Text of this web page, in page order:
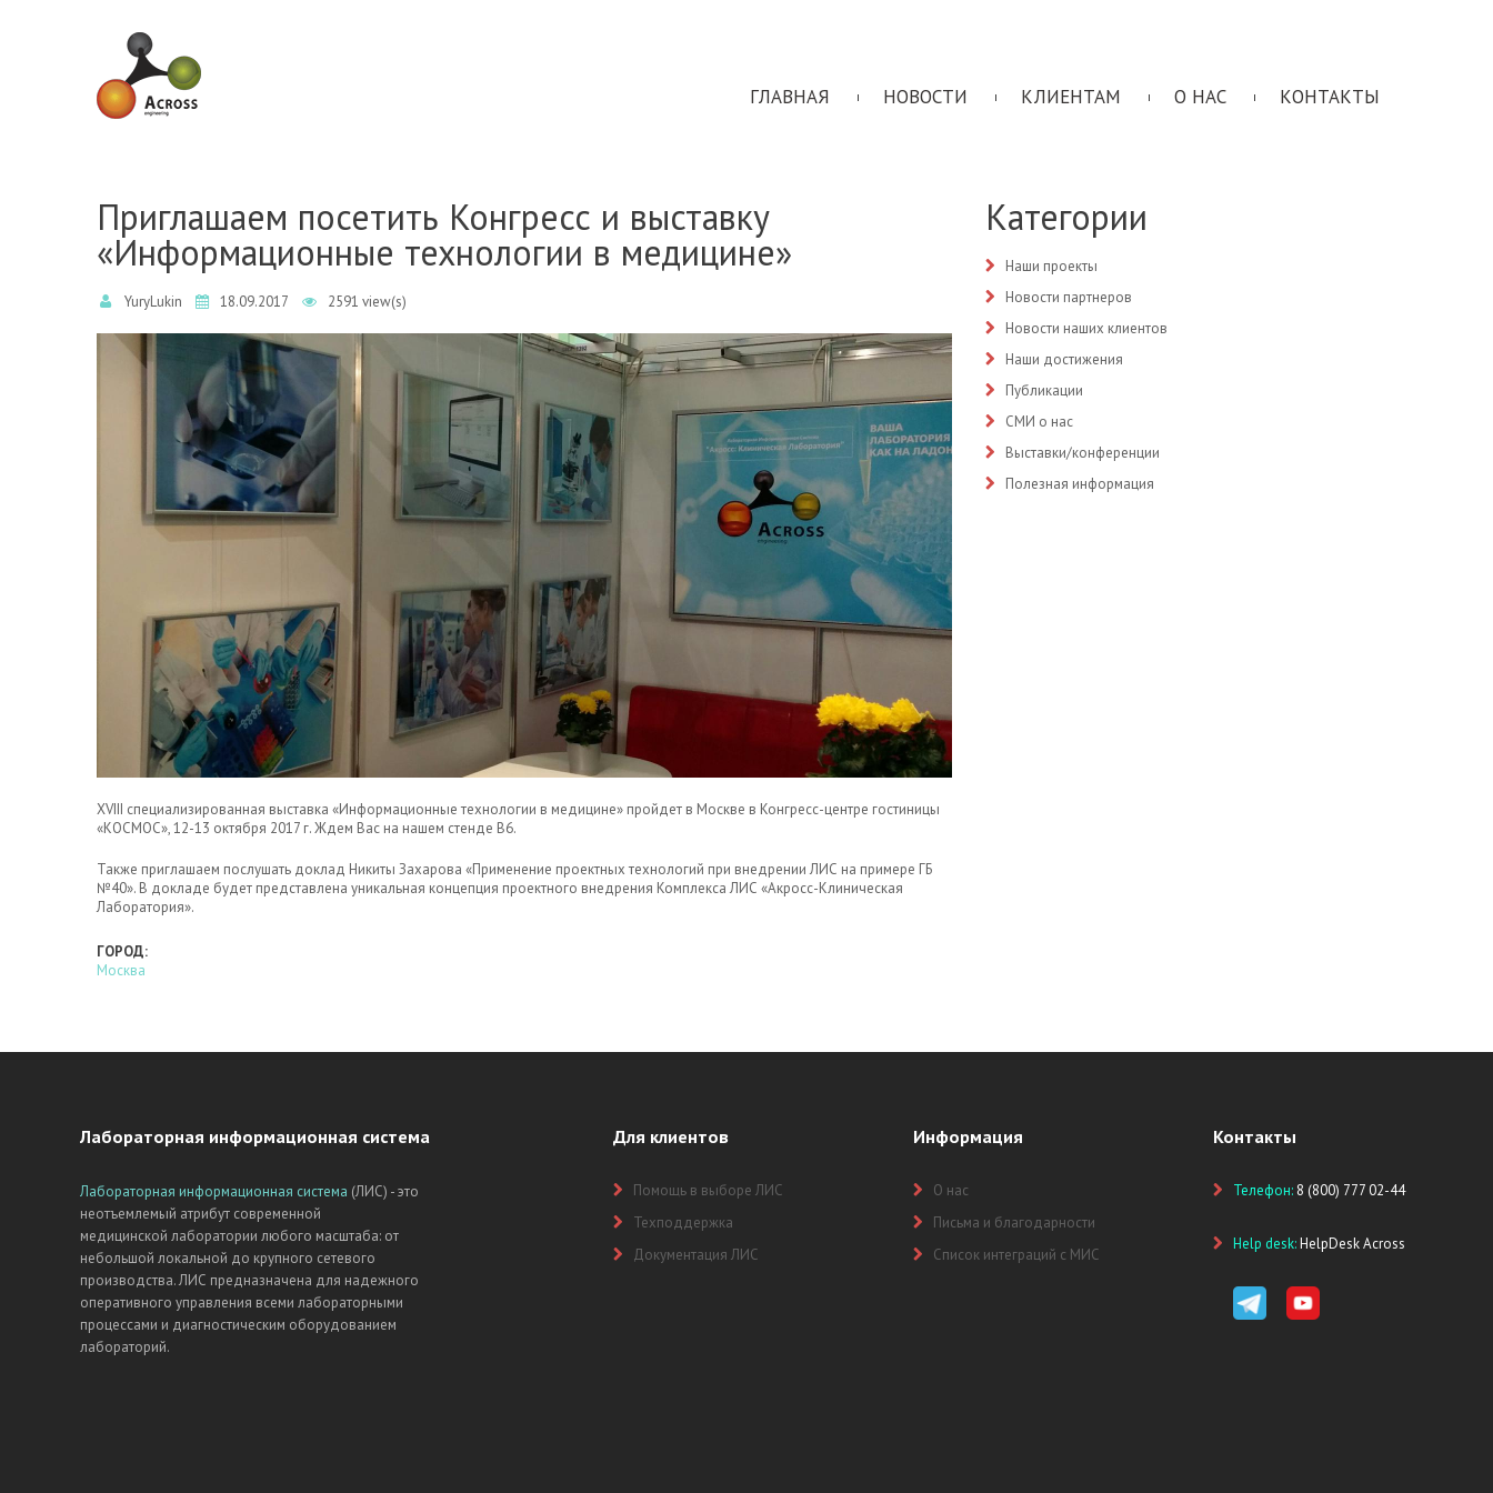
ГЛАВНАЯ НОВОСТИ КЛИЕНТАМ О НАС КОНТАКТЫ
Приглашаем посетить Конгресс и выставку
«Информационные технологии в медицине»
YuryLukin 18.09.2017 2591 view(s)
XVIII специализированная выставка «Информационные технологии в медицине» пройдет в Москве в Конгресс-центре гостиницы
«КОСМОС», 12-13 октября 2017 г. Ждем Вас на нашем стенде В6.
Также приглашаем послушать доклад Никиты Захарова «Применение проектных технологий при внедрении ЛИС на примере ГБ
№40». В докладе будет представлена уникальная концепция проектного внедрения Комплекса ЛИС «Акросс-Клиническая
Лаборатория».
ГОРОД:
Москва
Категории
Наши проекты
Новости партнеров
Новости наших клиентов
Наши достижения
Публикации
СМИ о нас
Выставки/конференции
Полезная информация
Лабораторная информационная система
Лабораторная информационная система (ЛИС) - это
неотъемлемый атрибут современной
медицинской лаборатории любого масштаба: от
небольшой локальной до крупного сетевого
производства. ЛИС предназначена для надежного
оперативного управления всеми лабораторными
процессами и диагностическим оборудованием
лабораторий.
Для клиентов
Помощь в выборе ЛИС
Техподдержка
Документация ЛИС
Информация
О нас
Письма и благодарности
Список интеграций с МИС
Контакты
Телефон: 8 (800) 777 02-44
Help desk:HelpDesk Across